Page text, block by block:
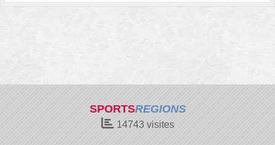
SPORTSREGIONS
14743visites